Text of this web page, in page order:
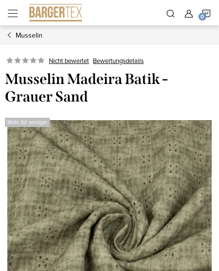
Inhalt
springen
Musselin
Nicht bewertet Bewertungsdetails
Musselin Madeira Batik -
Grauer Sand
Mehr für weniger